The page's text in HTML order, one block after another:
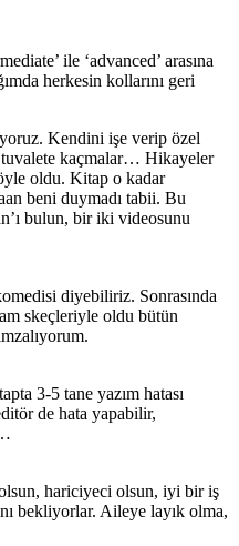
ile ‘advanced’ arasına
herkesin kollarını geri
Kendini işe verip özel
tuvalete kaçmalar… Hikayeler
oldu. Kitap o kadar
beni duymadı tabii. Bu
bulun, bir iki videosunu
diyebiliriz. Sonrasında
skeçleriyle oldu bütün
3-5 tane yazım hatası
de hata yapabilir,
hariciyeci olsun, iyi bir iş
bekliyorlar. Aileye layık olma,